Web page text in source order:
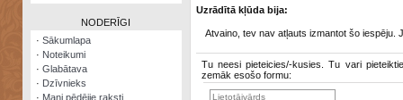
Visatcera
almanahs
NODERĪGI
· Sākumlapa
· Noteikumi
· Glabātava
· Dzīvnieks
· Mani pēdējie raksti
Uzrādītā kļūda bija:
Atvaino, tev nav atļauts izmantot šo iespēju.
Tu neesi pieteicies/-kusies. Tu vari
zemāk esošo formu: